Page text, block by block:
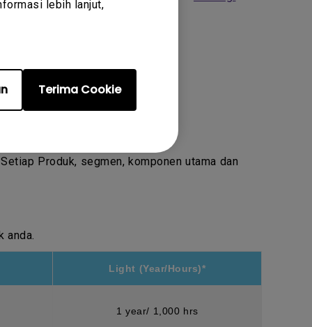
lebih lanjut,
Terima Cookie
Produk, segmen, komponen utama dan
anda.
Light (Year/Hours)*
1 year/ 1,000 hrs